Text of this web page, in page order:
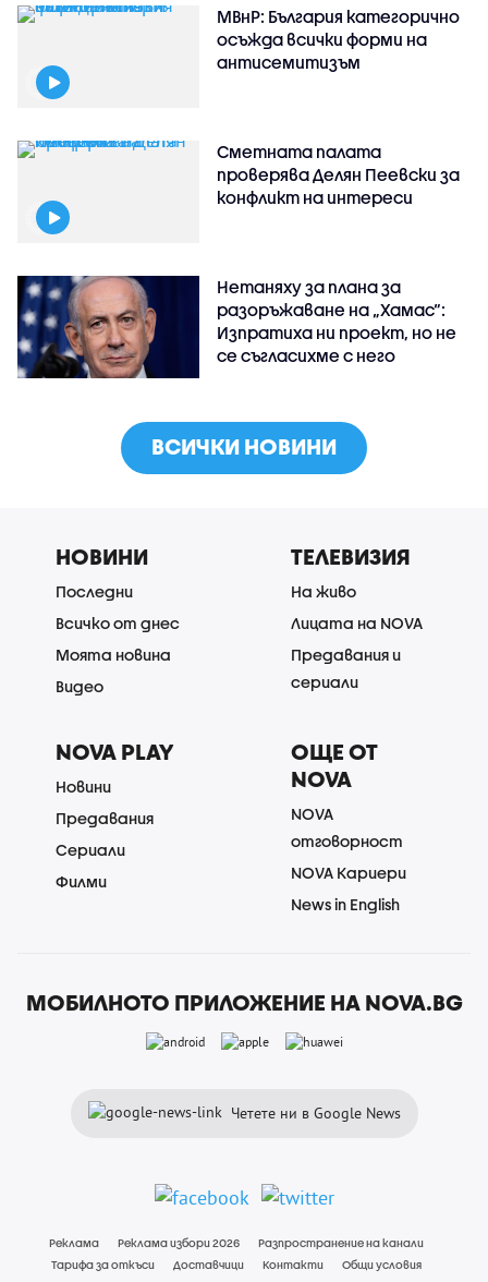
МВнР: България категорично
осъжда всички форми на
антисемитизъм
Сметната палата
проверява Делян Пеевски за
конфликт на интереси
Нетаняху за плана за
разоръжаване на „Хамас“:
Изпратиха ни проект, но не
се съгласихме с него
ВСИЧКИ НОВИНИ
НОВИНИ
Последни
Всичко от днес
Моята новина
Видео
ТЕЛЕВИЗИЯ
На живо
Лицата на NOVA
Предавания и
сериали
NOVA PLAY
Новини
Предавания
Сериали
Филми
ОЩЕ ОТ
NOVA
NOVA
отговорност
NOVA Кариери
News in English
МОБИЛНОТО ПРИЛОЖЕНИЕ НА NOVA.BG
Четете ни в Google News
Реклама Реклама избори 2026
Разпространение на канали
Тарифа за откъси
Доставчици Контакти
Общи условия